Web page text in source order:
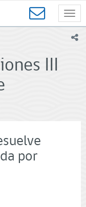
III
por